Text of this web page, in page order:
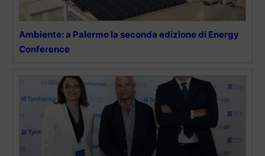
Ambiente: a Palermo la seconda edizione di Energy
Conference